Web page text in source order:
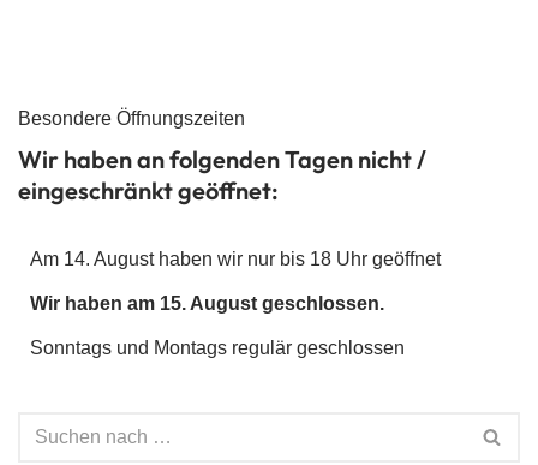
Besondere Öffnungszeiten
Wir haben an folgenden Tagen nicht /
eingeschränkt geöffnet:
Am 14. August haben wir nur bis 18 Uhr geöffnet
Wir haben am 15. August geschlossen.
Sonntags und Montags regulär geschlossen